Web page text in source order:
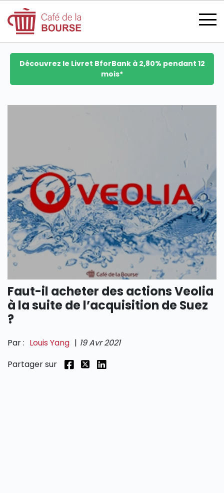
se connecter
CATÉGORIES
SECTIONS
Découvrez le Livret BforBank à 2,80% pendant 12
mois*
Faut-il acheter des actions Veolia
à la suite de l’acquisition de Suez
?
Par : Louis Yang | 19 Avr 2021
Partager sur